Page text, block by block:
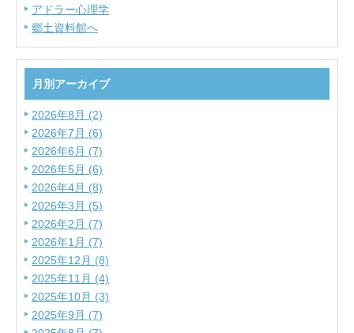
アドラー心理学
郷土資料館へ
月別アーカイブ
2026年8月 (2)
2026年7月 (6)
2026年6月 (7)
2026年5月 (6)
2026年4月 (8)
2026年3月 (5)
2026年2月 (7)
2026年1月 (7)
2025年12月 (8)
2025年11月 (4)
2025年10月 (3)
2025年9月 (7)